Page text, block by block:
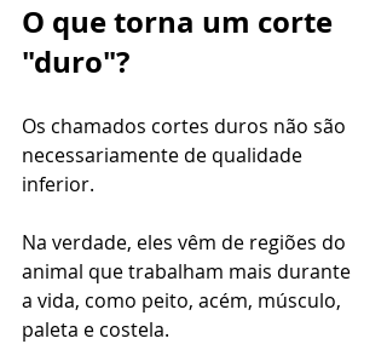
O que torna um corte
"duro"?
Os chamados cortes duros não são
necessariamente de qualidade
inferior.
Na verdade, eles vêm de regiões do
animal que trabalham mais durante
a vida, como peito, acém, músculo,
paleta e costela.